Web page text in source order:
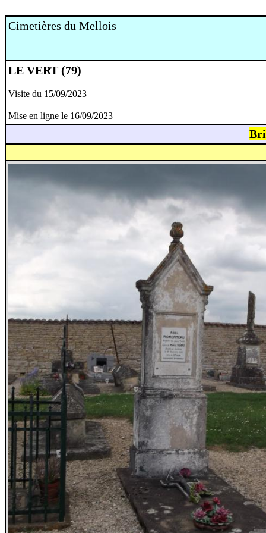
Cimetières du Mellois
LE VERT (79)
Visite du 15/09/2023
Mise en ligne le 16/09/2023